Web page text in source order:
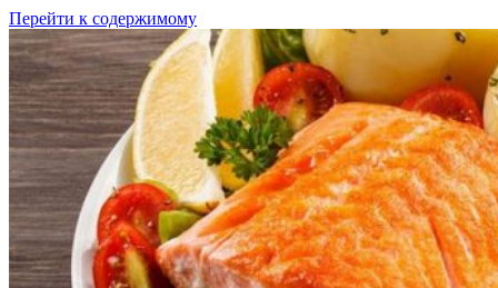
Перейти к содержимому